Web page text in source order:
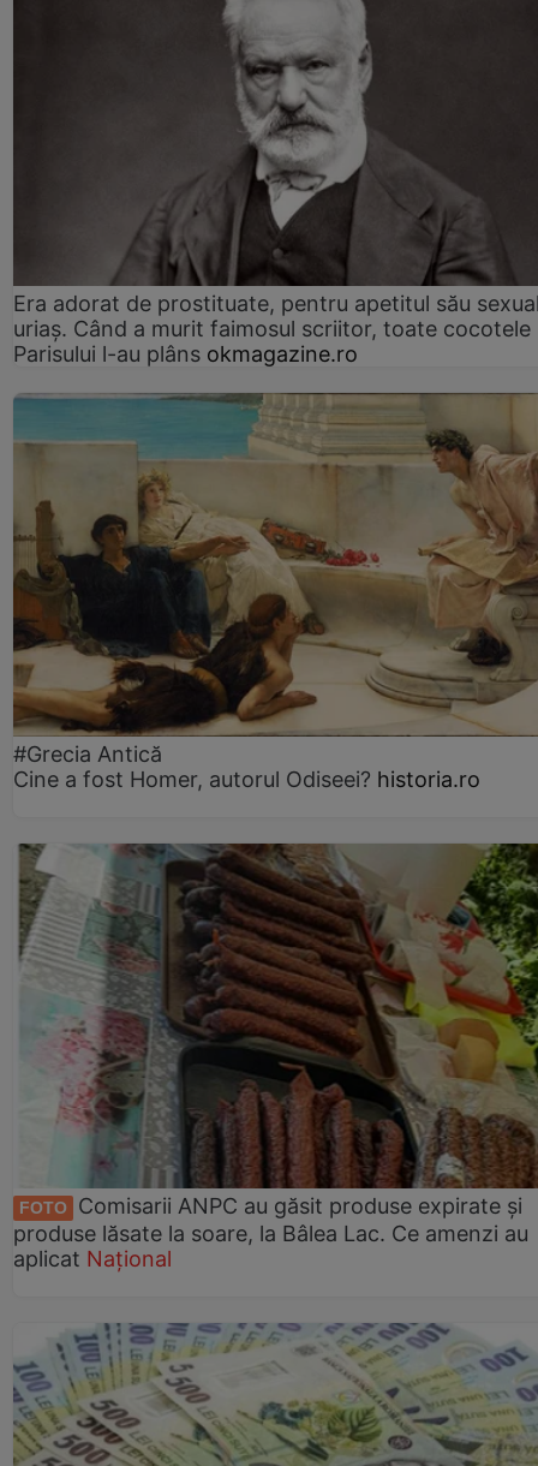
Era adorat de prostituate, pentru apetitul său
uriaș. Când a murit faimosul scriitor, toate cocotele
Parisului l-au plâns okmagazine.ro
#Grecia Antică
Cine a fost Homer, autorul Odiseei? historia.ro
FOTO
Comisarii ANPC au găsit produse expirate și
produse lăsate la soare, la Bâlea Lac. Ce amenzi au
aplicat Național